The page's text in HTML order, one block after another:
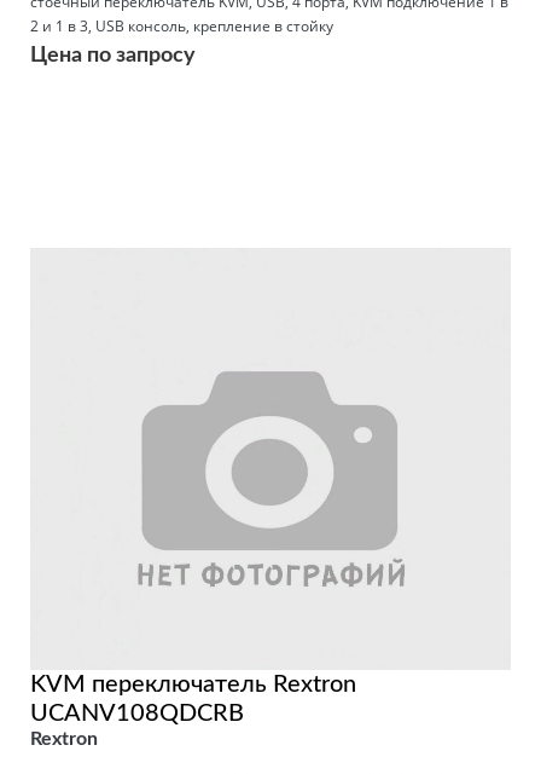
2 и 1 в 3, USB консоль, крепление в стойку
Цена по запросу
KVM переключатель Rextron
UCANV108QDCRB
Rextron